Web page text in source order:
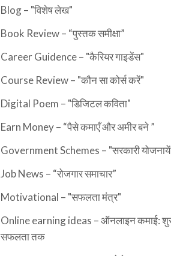
Blog – "विशेष लेख"
Book Review – “पुस्तक समीक्षा”
Career Guidence – "कैरियर गाइडेंस"
Course Review – "कौन सा कोर्स करें"
Digital Poem – "डिजिटल कविता"
Earn Money – “पैसे कमाएँ और अमीर बने ”
Government Schemes – "सरकारी
Job News – “रोजगार समाचार”
Motivational – "सफलता मंत्र"
Online earning ideas – ऑनलाइन कमाई:
सफलता तक